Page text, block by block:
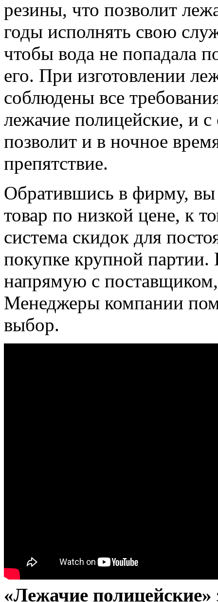
резины, что позволит
годы исполнять свою
чтобы вода не попадала
его. При изготовлении
соблюдены все
лежачие полицейские, и
позволит и в ночное
препятствие.
Обратившись в фирму, вы
товар по низкой цене, к
система скидок для
покупке крупной партии.
напрямую с
Менеджеры компании
выбор.
«Лежачие полицейские»